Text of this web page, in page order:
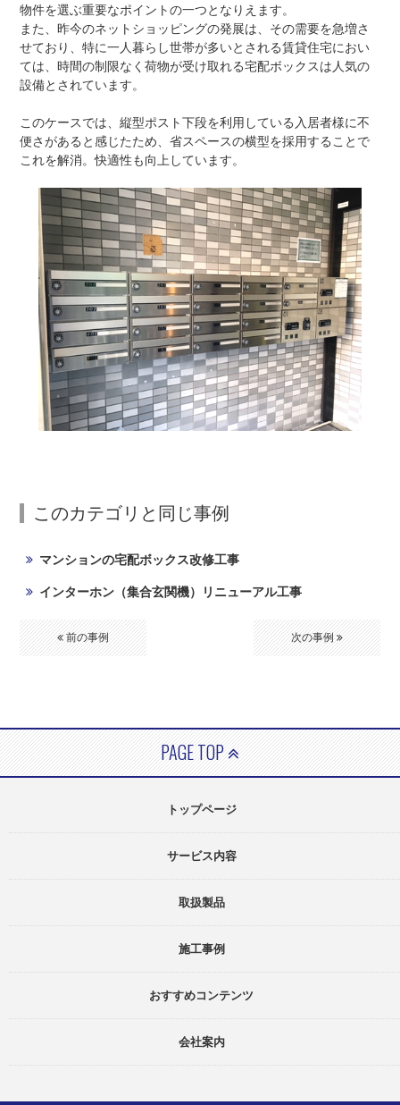
物件を選ぶ重要なポイントの一つとなりえます。
また、昨今のネットショッピングの発展は、その需要を急増さ
せており、特に一人暮らし世帯が多いとされる賃貸住宅におい
ては、時間の制限なく荷物が受け取れる宅配ボックスは人気の
設備とされています。
このケースでは、縦型ポスト下段を利用している入居者様に不
便さがあると感じたため、省スペースの横型を採用することで
これを解消。快適性も向上しています。
このカテゴリと同じ事例
マンションの宅配ボックス改修工事
インターホン（集合玄関機）リニューアル工事
前の事例 次の事例
PAGE TOP
トップページ
サービス内容
取扱製品
施工事例
おすすめコンテンツ
会社案内